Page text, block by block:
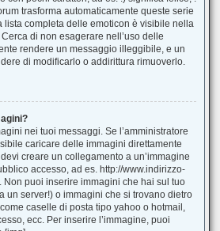
trasforma automaticamente queste serie
lista completa delle emoticon è visibile nella
di non esagerare nell’uso delle
rendere un messaggio illeggibile, e un
di modificarlo o addirittura rimuoverlo.
nei tuoi messaggi. Se l’amministratore
caricare delle immagini direttamente
creare un collegamento a un’immagine
accesso, ad es. http://www.indirizzo-
Non puoi inserire immagini che hai sul tuo
un server!) o immagini che si trovano dietro
caselle di posta tipo yahoo o hotmail,
ecc. Per inserire l’immagine, puoi